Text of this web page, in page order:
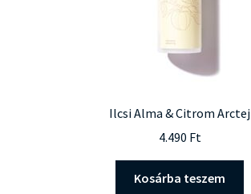
Ilcsi Alma & Citrom Arctej
4.490 Ft
Kosárba teszem